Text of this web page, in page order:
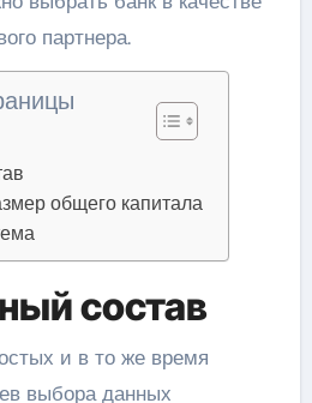
партнера.
общего капитала
состав
и в то же время
выбора данных